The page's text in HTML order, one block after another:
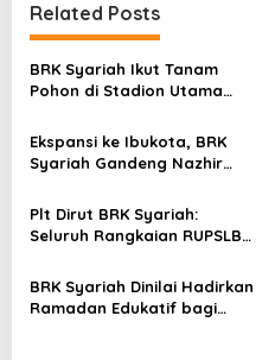
n
a
v
g
t
o
n
Related Posts
BRK Syariah Ikut Tanam
Pohon di Stadion Utama
Lingkungan Hidup
Ekspansi ke Ibukota, BRK
Syariah Gandeng Nazhir
Wakaf Uang
Plt Dirut BRK Syariah:
Seluruh Rangkaian RUPSLB
BRK Syariah Dinilai Hadirkan
Ramadan Edukatif bagi